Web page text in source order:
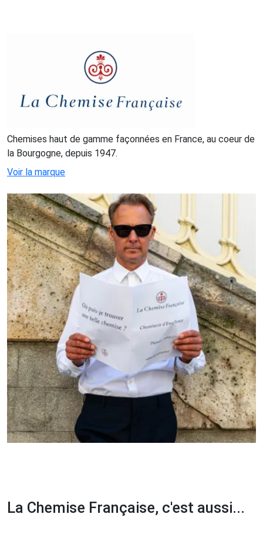
Chemises haut de gamme façonnées en France, au coeur de
la Bourgogne, depuis 1947.
Voir la marque
La Chemise Française, c'est aussi...